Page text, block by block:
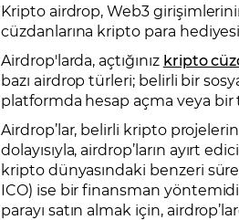
Kripto airdrop, Web3
cüzdanlarına kripto para
Airdrop'larda, açtığınız kripto
bazı airdrop türleri; belirli bir
platformda hesap açma veya
Airdrop’lar, belirli kripto
dolayısıyla, airdrop’ların ayırt
kripto dünyasındaki benzeri
ICO) ise bir finansman
parayı satın almak için,